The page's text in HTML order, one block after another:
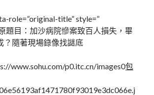
role=”original-title” style=”
題目：加沙病院慘案致百人損失，畢
？隨著現場錄像找謎底
www.sohu.com/p0.itc.cn/images0包